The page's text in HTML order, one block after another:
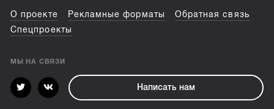
О проекте Рекламные форматы
Обратная связь
Спецпроекты
МЫ НА СВЯЗИ
Написать нам